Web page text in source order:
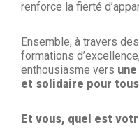
renforce la fierté
Ensemble, à travers
formations
enthousiasme vers
et solidaire pour
Et vous, quel est